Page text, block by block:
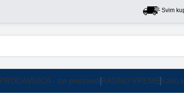
Svim
PRODAVNICA - svi proizvodi RADNO VREME Kako